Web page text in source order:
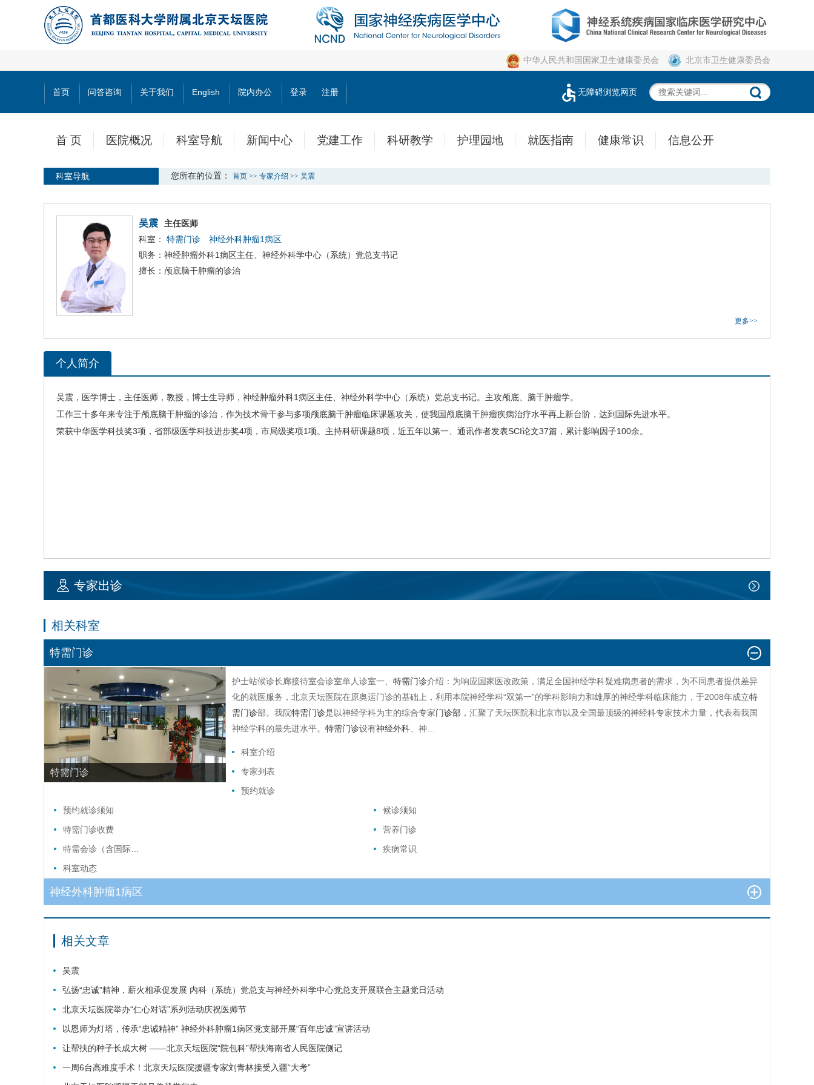
中华人民共和国国家卫生健康委员会 北京市卫生健康委员会
首页 问答咨询 关于我们 English 院内办公 登录 注册 无障碍浏览网页
首 页 医院概况 科室导航 新闻中心 党建工作 科研教学 护理园地 就医指南 健康常识 信息公开
您所在的位置： 首页 >> 专家介绍 >> 吴震
科室导航
吴震
主任医师
科室： 特需门诊
神经外科肿瘤1病区
职务：神经肿瘤外科1病区主任、神经外科学中心（系统）党总支书记
擅长：颅底脑干肿瘤的诊治
更多>>
个人简介
吴震 ，医学博士，主任医师，教授，博士生导师，神经肿瘤外科1病区主任、 神经外科学中心（系统）党总支书记。主攻颅底、脑干肿瘤学。
工作三十多年来专注于颅底脑干肿瘤的诊治，作为技术骨干参与多项颅底脑干肿瘤临床课题攻关，使我国颅底脑干肿瘤疾病治疗水平再上新台阶，达到国际先进水平。
荣获中华医学科技奖3项，省部级医学科技进步奖4项，市局级奖项1项。主持科研课题8项，近五年以第一、通讯作者发表SCI论文37篇，累计影响因子100余。
专家出诊
相关科室
特需门诊
特需门诊
护士站候诊长廊接待室会诊室单人诊室一、 特需门诊介绍：为响应国家医改政策，满足全国神经学科疑难病患者的需求，为不同患者提供差异
化的就医服务，北京天坛医院在原奥运门诊的基础上，利用本院神经学科“双第一”的学科影响力和雄厚的神经学科临床能力，于2008年成立特
需门诊部。我院特需门诊是以神经学科为主的综合专家门诊部 ，汇聚了天坛医院和北京市以及全国最顶级的神经科专家技术力量，代表着我国
神经学科的最先进水平。 特需门诊设有神经外科 、神…
科室介绍
专家列表
预约就诊
预约就诊须知
候诊须知
特需门诊收费
营养门诊
特需会诊（含国际…
疾病常识
科室动态
神经外科肿瘤1病区
相关文章
吴震
弘扬“忠诚”精神，薪火相承促发展 内科（系统）党总支与神经外科学中心党总支开展联合主题党日活动
北京天坛医院举办“仁心对话”系列活动庆祝医师节
以恩师为灯塔，传承“忠诚精神” 神经外科肿瘤1病区党支部开展“百年忠诚”宣讲活动
让帮扶的种子长成大树 ——北京天坛医院“院包科”帮扶海南省人民医院侧记
一周6台高难度手术！北京天坛医院援疆专家刘青林接受入疆“大考”